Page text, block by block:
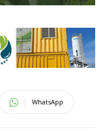
WhatsApp